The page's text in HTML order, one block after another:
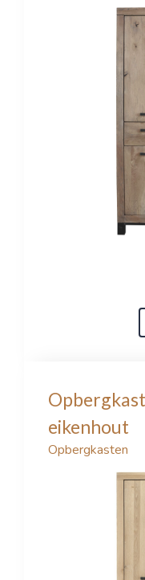
eikenhout
Opbergkasten